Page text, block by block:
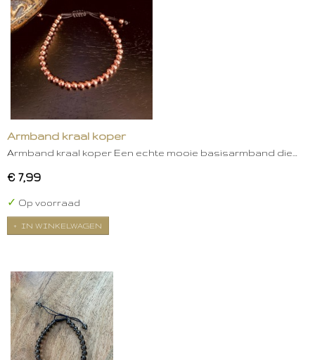
Armband kraal koper
Armband kraal koper Een echte mooie basisarmband die…
€ 7,99
✓ Op voorraad
IN WINKELWAGEN